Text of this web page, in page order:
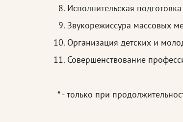
Исполнительская подготовка
Звукорежиссура массовых
Организация детских и
Совершенствование
* - только при